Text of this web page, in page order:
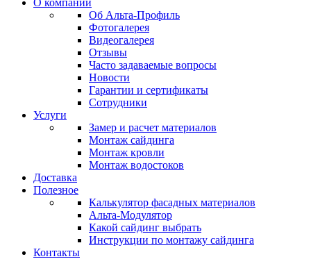
О компании
Об Альта-Профиль
Фотогалерея
Видеогалерея
Отзывы
Часто задаваемые вопросы
Новости
Гарантии и сертификаты
Сотрудники
Услуги
Замер и расчет материалов
Монтаж сайдинга
Монтаж кровли
Монтаж водостоков
Доставка
Полезное
Калькулятор фасадных материалов
Альта-Модулятор
Какой сайдинг выбрать
Инструкции по монтажу сайдинга
Контакты